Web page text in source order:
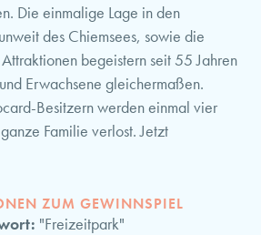
Die einmalige Lage in den
des Chiemsees, sowie die
begeistern seit 55 Jahren
Erwachsene gleichermaßen.
Besitzern werden einmal vier
Familie verlost. Jetzt
ZUM GEWINNSPIEL
"Freizeitpark"